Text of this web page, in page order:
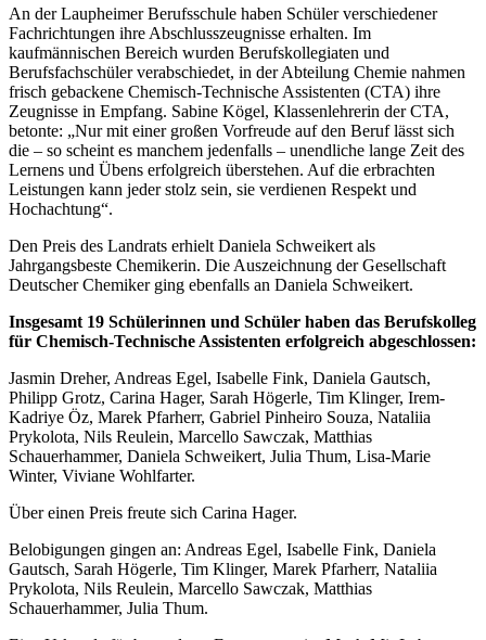
An der Laupheimer Berufsschule haben Schüler verschiedener
Fachrichtungen ihre Abschlusszeugnisse erhalten. Im
kaufmännischen Bereich wurden Berufskollegiaten und
Berufsfachschüler verabschiedet, in der Abteilung Chemie nahmen
frisch gebackene Chemisch-Technische Assistenten (CTA) ihre
Zeugnisse in Empfang. Sabine Kögel, Klassenlehrerin der CTA,
betonte: „Nur mit einer großen Vorfreude auf den Beruf lässt sich
die – so scheint es manchem jedenfalls – unendliche lange Zeit des
Lernens und Übens erfolgreich überstehen. Auf die erbrachten
Leistungen kann jeder stolz sein, sie verdienen Respekt und
Hochachtung“.
Den Preis des Landrats erhielt Daniela Schweikert als
Jahrgangsbeste Chemikerin. Die Auszeichnung der Gesellschaft
Deutscher Chemiker ging ebenfalls an Daniela Schweikert.
Insgesamt 19 Schülerinnen und Schüler haben das Berufskolleg
für Chemisch-Technische Assistenten erfolgreich abgeschlossen:
Jasmin Dreher, Andreas Egel, Isabelle Fink, Daniela Gautsch,
Philipp Grotz, Carina Hager, Sarah Högerle, Tim Klinger, Irem-
Kadriye Öz, Marek Pfarherr, Gabriel Pinheiro Souza, Nataliia
Prykolota, Nils Reulein, Marcello Sawczak, Matthias
Schauerhammer, Daniela Schweikert, Julia Thum, Lisa-Marie
Winter, Viviane Wohlfarter.
Über einen Preis freute sich Carina Hager.
Belobigungen gingen an: Andreas Egel, Isabelle Fink, Daniela
Gautsch, Sarah Högerle, Tim Klinger, Marek Pfarherr, Nataliia
Prykolota, Nils Reulein, Marcello Sawczak, Matthias
Schauerhammer, Julia Thum.